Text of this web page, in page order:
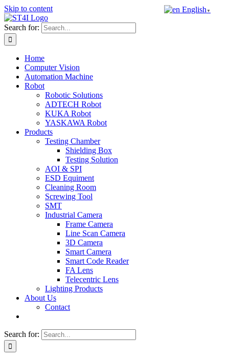
Skip to content
Search for:
Home
Computer Vision
Automation Machine
Robot
Robotic Solutions
ADTECH Robot
KUKA Robot
YASKAWA Robot
Products
Testing Chamber
Shielding Box
Testing Solution
AOI & SPI
ESD Equiment
Cleaning Room
Screwing Tool
SMT
Industrial Camera
Frame Camera
Line Scan Camera
3D Camera
Smart Camera
Smart Code Reader
FA Lens
Telecentric Lens
Lighting Products
About Us
Contact
Search for:
English ▼